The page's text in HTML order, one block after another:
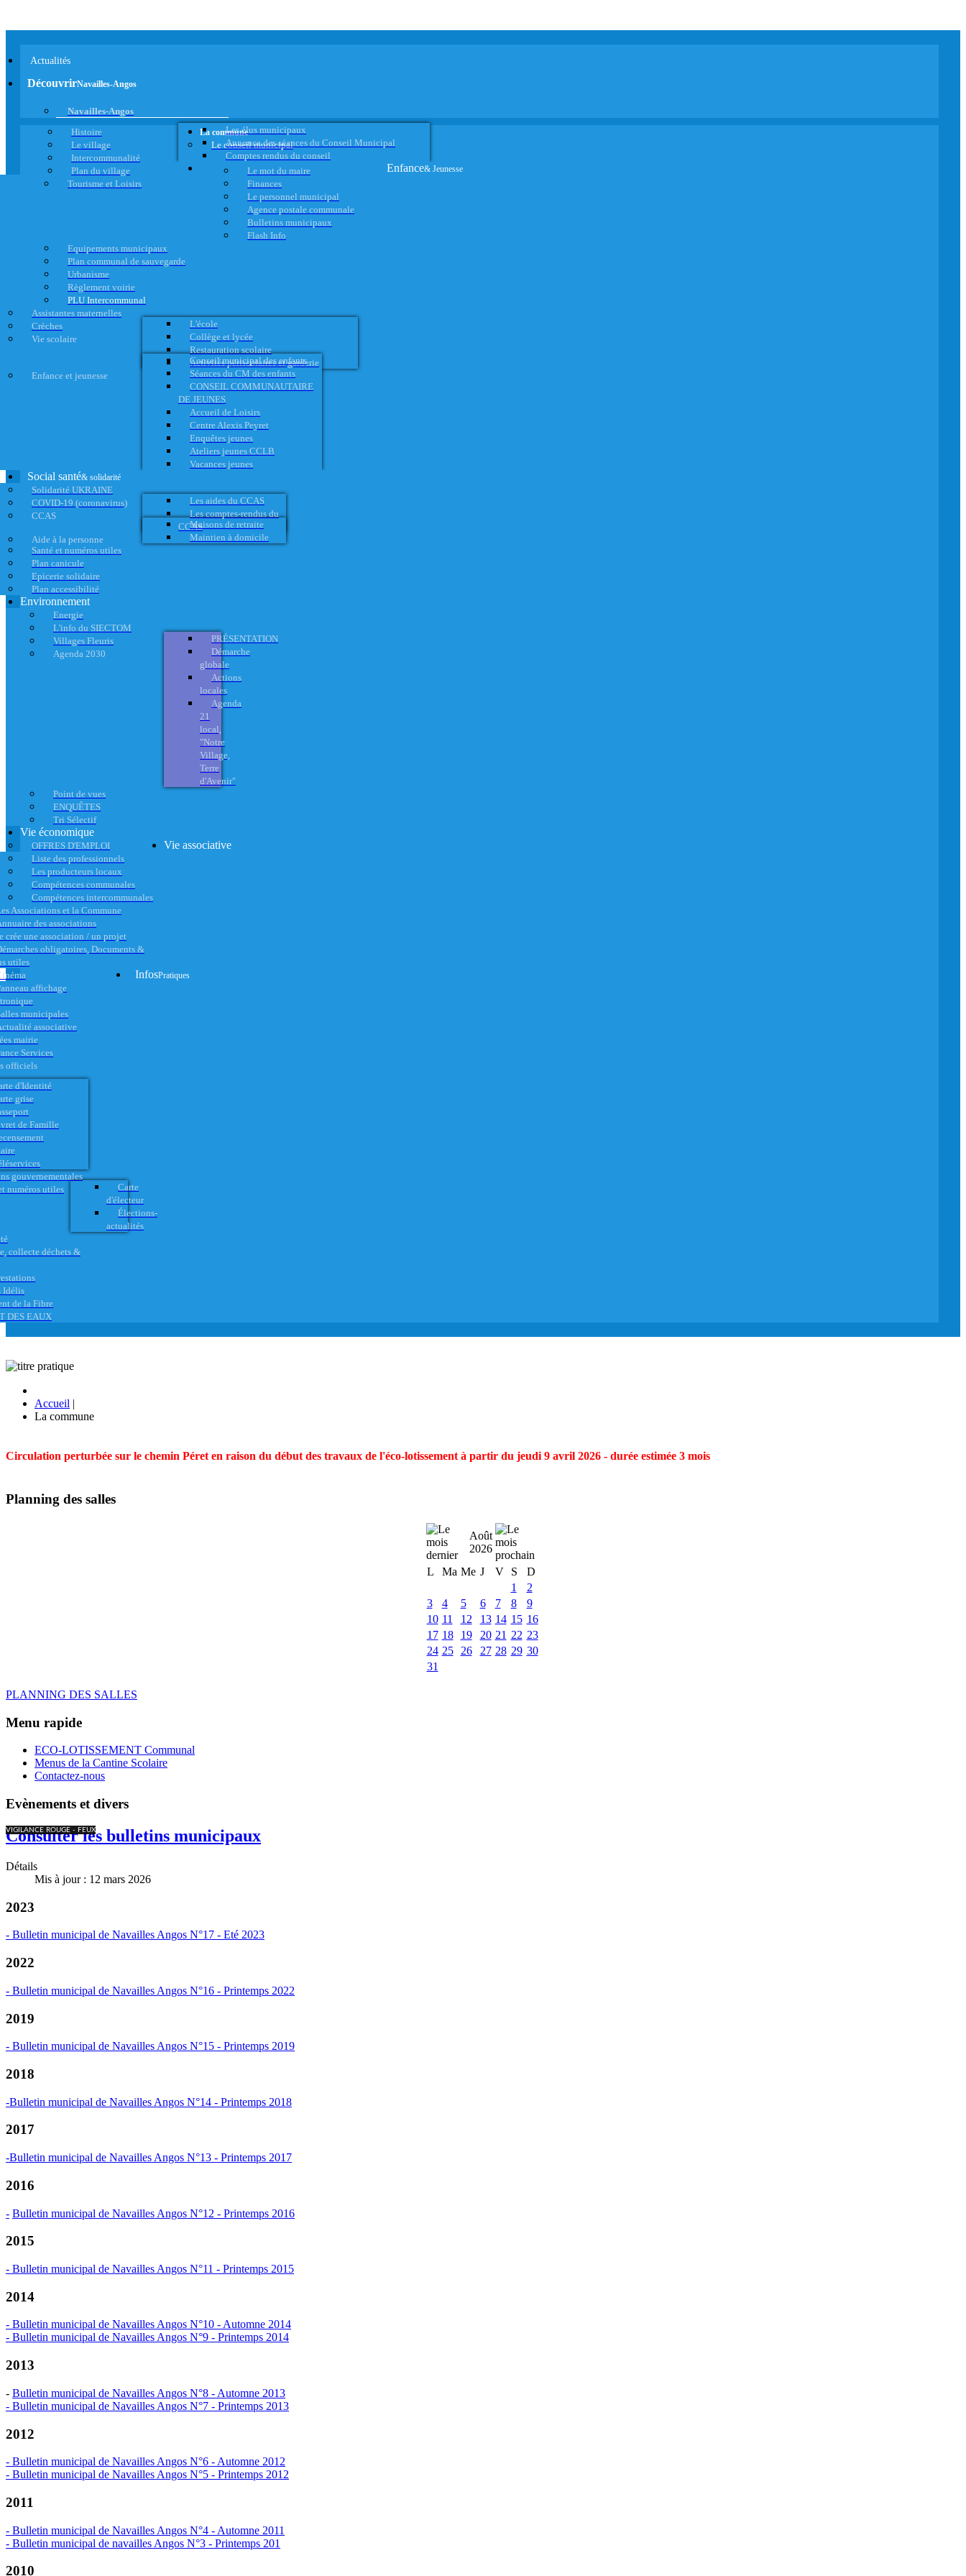
Actualités
DécouvrirNavailles-Angos
Navailles-Angos
Histoire
Le village
Intercommunalité
Plan du village
Tourisme et Loisirs
La commune
Le conseil municipal
Les élus municipaux
Annonce des séances du Conseil Municipal
Comptes rendus du conseil
Le mot du maire
Finances
Le personnel municipal
Agence postale communale
Bulletins municipaux
Flash Info
Equipements municipaux
Plan communal de sauvegarde
Urbanisme
Règlement voirie
PLU Intercommunal
Enfance& Jeunesse
Assistantes maternelles
Crèches
Vie scolaire
L'école
Collège et lycée
Restauration scolaire
Activités périscolaires et garderie
Enfance et jeunesse
Conseil municipal des enfants
Séances du CM des enfants
CONSEIL COMMUNAUTAIRE
DE JEUNES
Accueil de Loisirs
Centre Alexis Peyret
Enquêtes jeunes
Ateliers jeunes CCLB
Vacances jeunes
Social santé& solidarité
Solidarité UKRAINE
COVID-19 (coronavirus)
CCAS
Les aides du CCAS
Les comptes-rendus du
CCAS
Aide à la personne
Maisons de retraite
Maintien à domicile
Santé et numéros utiles
Plan canicule
Epicerie solidaire
Plan accessibilité
Environnement
Energie
L'info du SIECTOM
Villages Fleuris
Agenda 2030
PRÉSENTATION
Démarche
globale
Actions
locales
Agenda
21
local,
"Notre
Village,
Terre
d'Avenir"
Point de vues
ENQUÊTES
Tri Sélectif
Vie économique
OFFRES D'EMPLOI
Liste des professionnels
Les producteurs locaux
Compétences communales
Compétences intercommunales
Vie associative
Associations et la Commune
des associations
crée une association / un projet
obligatoires, Documents &
utiles
affichage
municipales
associative
InfosPratiques
mairie
Services
officiels
d'Identité
grise
de Famille
gouvernementales
numéros utiles
Carte
d'électeur
Élections-
actualités
collecte déchets &
Idélis
de la Fibre
DES EAUX
Accueil |
La commune
Circulation perturbée sur le chemin Péret en raison du début des travaux de l'éco-lotissement à partir du jeudi 9 avril 2026 - durée estimée 3 mois
Planning des salles
Août
2026
L
Ma Me J V S
D
1
2
3
4 5 6 7 8
9
10 11 12 13 14 15 16
17 18 19 20 21 22 23
24 25 26 27 28 29 30
31
PLANNING DES SALLES
Menu rapide
ECO-LOTISSEMENT Communal
Menus de la Cantine Scolaire
Contactez-nous
Evènements et divers
VIGILANCE ROUGE - FEUX
Consulter les bulletins municipaux
Détails
Mis à jour : 12 mars 2026
2023
- Bulletin municipal de Navailles Angos N°17 - Eté 2023
2022
- Bulletin municipal de Navailles Angos N°16 - Printemps 2022
2019
- Bulletin municipal de Navailles Angos N°15 - Printemps 2019
2018
-Bulletin municipal de Navailles Angos N°14 - Printemps 2018
2017
-Bulletin municipal de Navailles Angos N°13 - Printemps 2017
2016
- Bulletin municipal de Navailles Angos N°12 - Printemps 2016
2015
- Bulletin municipal de Navailles Angos N°11 - Printemps 2015
2014
- Bulletin municipal de Navailles Angos N°10 - Automne 2014
- Bulletin municipal de Navailles Angos N°9 - Printemps 2014
2013
- Bulletin municipal de Navailles Angos N°8 - Automne 2013
- Bulletin municipal de Navailles Angos N°7 - Printemps 2013
2012
- Bulletin municipal de Navailles Angos N°6 - Automne 2012
- Bulletin municipal de Navailles Angos N°5 - Printemps 2012
2011
- Bulletin municipal de Navailles Angos N°4 - Automne 2011
- Bulletin municipal de navailles Angos N°3 - Printemps 201
2010